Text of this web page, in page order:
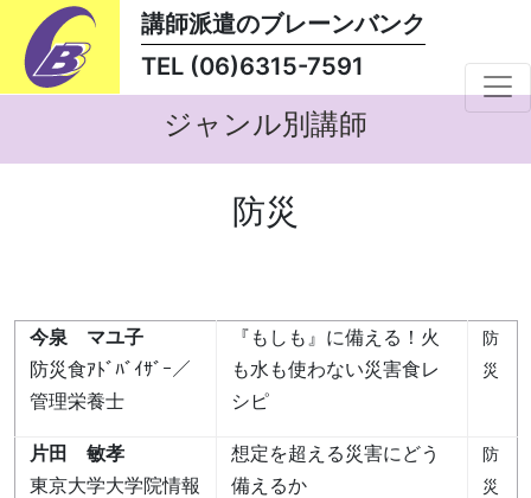
講師派遣のブレーンバンク
TEL (06)6315-7591
ジャンル別講師
防災
今泉 マユ子
防災食ｱﾄﾞﾊﾞｲｻﾞｰ／
管理栄養士
『もしも』に備える！火
も水も使わない災害食レ
シピ
防
災
片田 敏孝
東京大学大学院情報
想定を超える災害にどう
備えるか
防
災